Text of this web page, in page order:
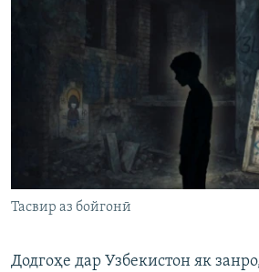
Тасвир аз бойгонӣ
Додгоҳе дар Узбекистон як